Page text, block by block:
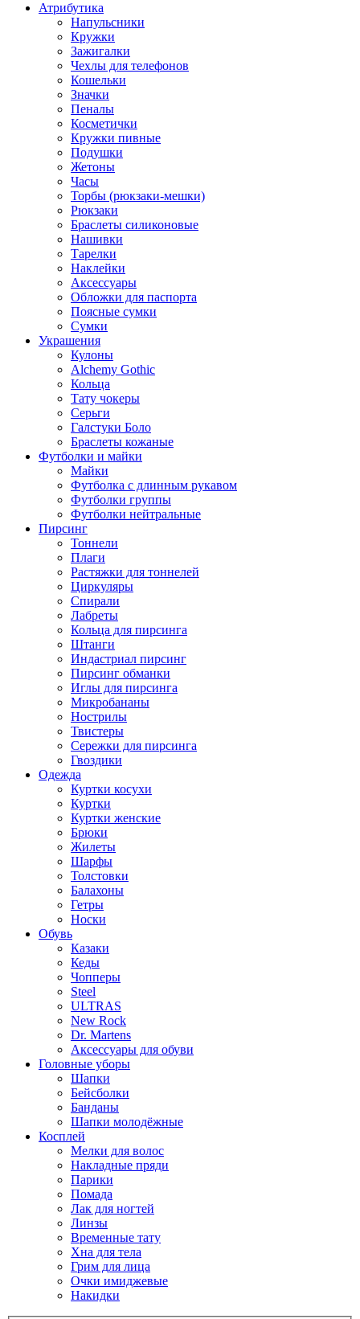
Атрибутика
Напульсники
Кружки
Зажигалки
Чехлы для телефонов
Кошельки
Значки
Пеналы
Косметички
Кружки пивные
Подушки
Жетоны
Часы
Торбы (рюкзаки-мешки)
Рюкзаки
Браслеты силиконовые
Нашивки
Тарелки
Наклейки
Аксессуары
Обложки для паспорта
Поясные сумки
Сумки
Украшения
Кулоны
Alchemy Gothic
Кольца
Тату чокеры
Серьги
Галстуки Боло
Браслеты кожаные
Футболки и майки
Майки
Футболка с длинным рукавом
Футболки группы
Футболки нейтральные
Пирсинг
Тоннели
Плаги
Растяжки для тоннелей
Циркуляры
Спирали
Лабреты
Кольца для пирсинга
Штанги
Индастриал пирсинг
Пирсинг обманки
Иглы для пирсинга
Микробананы
Нострилы
Твистеры
Сережки для пирсинга
Гвоздики
Одежда
Куртки косухи
Куртки
Куртки женские
Брюки
Жилеты
Шарфы
Толстовки
Балахоны
Гетры
Носки
Обувь
Казаки
Кеды
Чопперы
Steel
ULTRAS
New Rock
Dr. Martens
Аксессуары для обуви
Головные уборы
Шапки
Бейсболки
Банданы
Шапки молодёжные
Косплей
Мелки для волос
Накладные пряди
Парики
Помада
Лак для ногтей
Линзы
Временные тату
Хна для тела
Грим для лица
Очки имиджевые
Накидки